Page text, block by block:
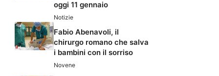
oggi 11 gennaio
Notizie
Fabio Abenavoli, il
chirurgo romano che salva
i bambini con il sorriso
Novene